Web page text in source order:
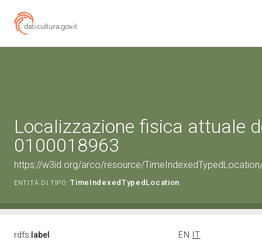
Localizzazione fisica attuale
0100018963
https://w3id.org/arco/resource/
ENTITÀ DI TIPO: TimeIndexedTypedLocation
rdfs: label EN
IT